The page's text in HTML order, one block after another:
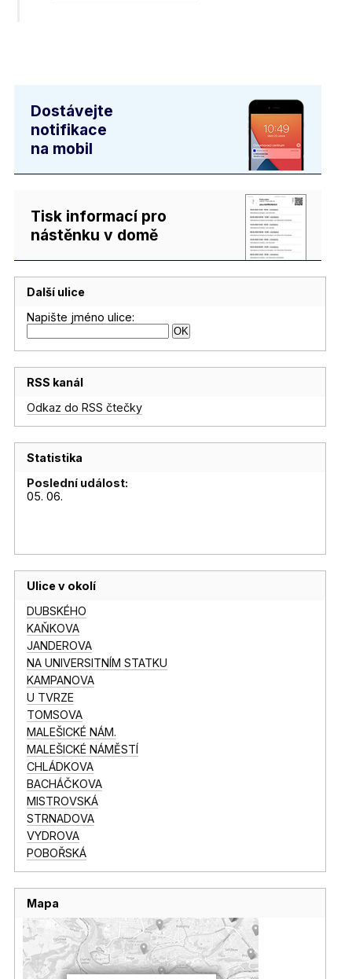
Dostávejte
notifikace
na mobil
Tisk informací pro
nástěnku v domě
Další ulice
Napište jméno ulice:
RSS kanál
Odkaz do RSS čtečky
Statistika
Poslední událost:
05. 06.
Ulice v okolí
DUBSKÉHO
KAŇKOVA
JANDEROVA
NA UNIVERSITNÍM STATKU
KAMPANOVA
U TVRZE
TOMSOVA
MALEŠICKÉ NÁM.
MALEŠICKÉ NÁMĚSTÍ
CHLÁDKOVA
BACHÁČKOVA
MISTROVSKÁ
STRNADOVA
VYDROVA
POBOŘSKÁ
Mapa